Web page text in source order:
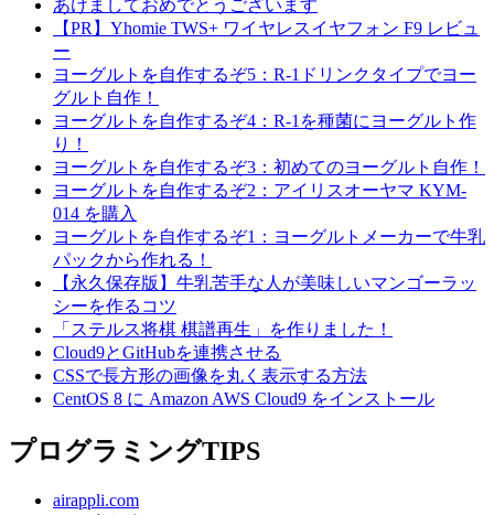
あけましておめでとうございます
【PR】Yhomie TWS+ ワイヤレスイヤフォン F9 レビュ
ー
ヨーグルトを自作するぞ5：R-1ドリンクタイプでヨー
グルト自作！
ヨーグルトを自作するぞ4：R-1を種菌にヨーグルト作
り！
ヨーグルトを自作するぞ3：初めてのヨーグルト自作！
ヨーグルトを自作するぞ2：アイリスオーヤマ KYM-
014 を購入
ヨーグルトを自作するぞ1：ヨーグルトメーカーで牛乳
パックから作れる！
【永久保存版】牛乳苦手な人が美味しいマンゴーラッ
シーを作るコツ
「ステルス将棋 棋譜再生」を作りました！
Cloud9とGitHubを連携させる
CSSで長方形の画像を丸く表示する方法
CentOS 8 に Amazon AWS Cloud9 をインストール
プログラミングTIPS
airappli.com